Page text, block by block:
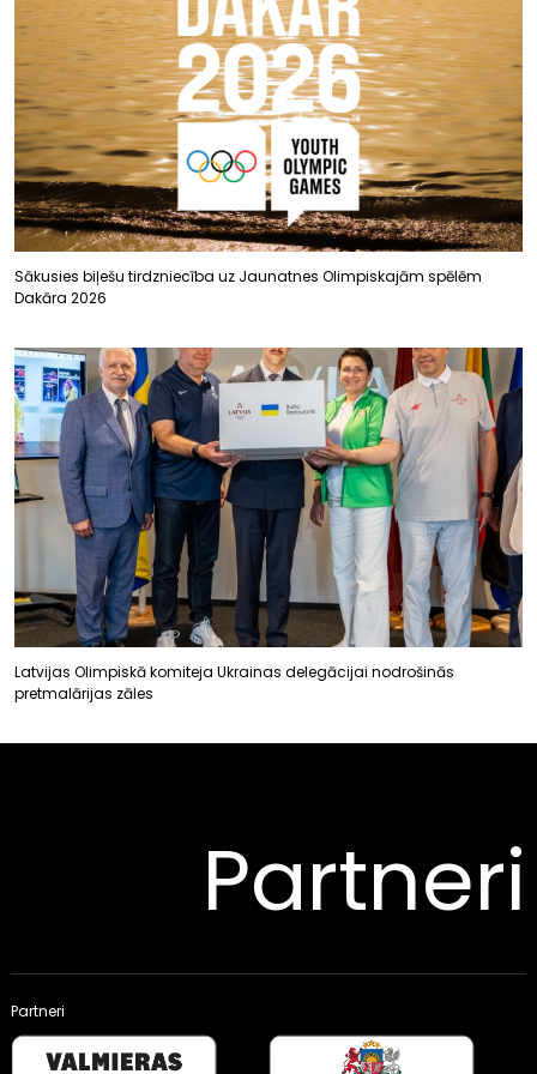
Sākusies biļešu tirdzniecība uz Jaunatnes Olimpiskajām spēlēm
Dakāra 2026
Latvijas Olimpiskā komiteja Ukrainas delegācijai nodrošinās
pretmalārijas zāles
Partneri
Partneri